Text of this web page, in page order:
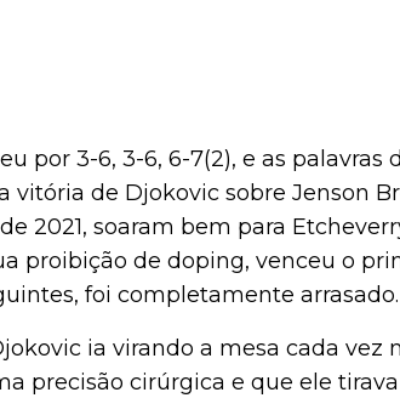
por 3-6, 3-6, 6-7(2), e as palavras
vitória de Djokovic sobre Jenson
2021, soaram bem para
proibição de doping, venceu o
foi completamente arrasado.
ia virando a mesa cada vez
precisão cirúrgica e que ele